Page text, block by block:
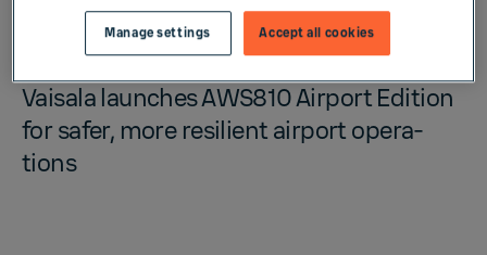
NEWS
Vaisala launches AWS810 Air­port Edi­tion
for safer, more re­silient air­port op­er­a­
tions
Accept all cookies
Manage settings